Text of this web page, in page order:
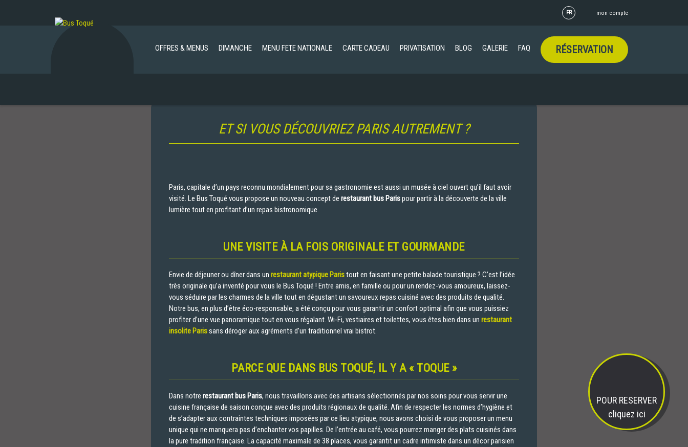
FR mon compte
OFFRES & MENUS DIMANCHE MENU FETE NATIONALE CARTE CADEAU PRIVATISATION BLOG GALERIE FAQ RÉSERVATION
POUR RESERVER
cliquez ici
ET SI VOUS DÉCOUVRIEZ PARIS AUTREMENT ?
Paris, capitale d’un pays reconnu mondialement pour sa gastronomie est aussi un musée à ciel ouvert qu’il faut avoir
visité. Le Bus Toqué vous propose un nouveau concept de restaurant bus Parispour partir à la découverte de la ville
lumière tout en profitant d’un repas bistronomique.
UNE VISITE À LA FOIS ORIGINALE ET GOURMANDE
Envie de déjeuner ou dîner dans un restaurant atypique Paristout en faisant une petite balade touristique ? C’est l’idée
très originale qu’a inventé pour vous le Bus Toqué ! Entre amis, en famille ou pour un rendez-vous amoureux, laissez-
vous séduire par les charmes de la ville tout en dégustant un savoureux repas cuisiné avec des produits de qualité.
Notre bus, en plus d’être éco-responsable, a été conçu pour vous garantir un confort optimal afin que vous puissiez
profiter d’une vue panoramique tout en vous régalant. Wi-Fi, vestiaires et toilettes, vous êtes bien dans un restaurant
insolite Parissans déroger aux agréments d’un traditionnel vrai bistrot.
PARCE QUE DANS BUS TOQUÉ, IL Y A « TOQUE »
Dans notre restaurant bus Paris, nous travaillons avec des artisans sélectionnés par nos soins pour vous servir une
cuisine française de saison conçue avec des produits régionaux de qualité. Afin de respecter les normes d’hygiène et
de s’adapter aux contraintes techniques imposées par ce lieu atypique, nous avons choisi de vous proposer un menu
unique qui ne manquera pas d’enchanter vos papilles. De l’entrée au café, vous pourrez manger des plats cuisinés dans
la pure tradition française. La capacité maximale de 38 places, vous garantit un cadre intimiste dans un décor parisien